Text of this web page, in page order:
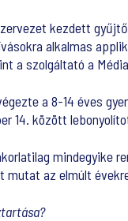
kezdett
alkalmas
a szolgáltató a
a 8-14 éves
14. között
mindegyike
mutat az elmúlt